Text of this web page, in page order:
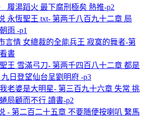
履湯蹈火 最下腐刑極矣 熱推-p2
永恆聖王 txt- 第两千八百九十二章 局
雨 -p1
言情 女總裁的全能兵王 寂寞的舞者-第
書
王 雪滿弓刀- 第两千四百八十二章 都是
日登望仙台呈劉明府 -p3
老婆是大明星- 第三百九十六章 失常 挑
局顧而不行 讀書-p2
- 第二百二十五章 不要随便按喇叭 繫馬